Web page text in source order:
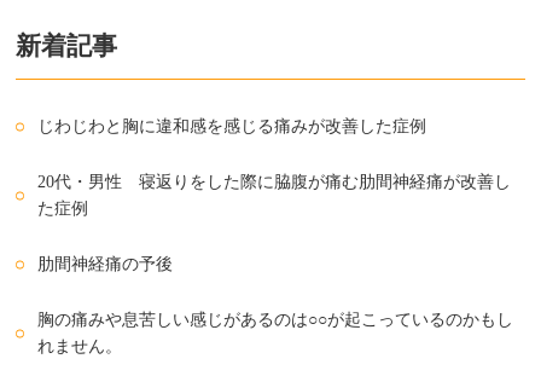
新着記事
じわじわと胸に違和感を感じる痛みが改善した症例
20代・男性 寝返りをした際に脇腹が痛む肋間神経痛が改善し
た症例
肋間神経痛の予後
胸の痛みや息苦しい感じがあるのは○○が起こっているのかもし
れません。